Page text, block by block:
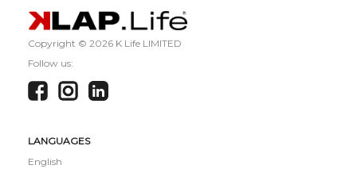
Copyright © 2026 K Life LIMITED
Follow us:
LANGUAGES
English